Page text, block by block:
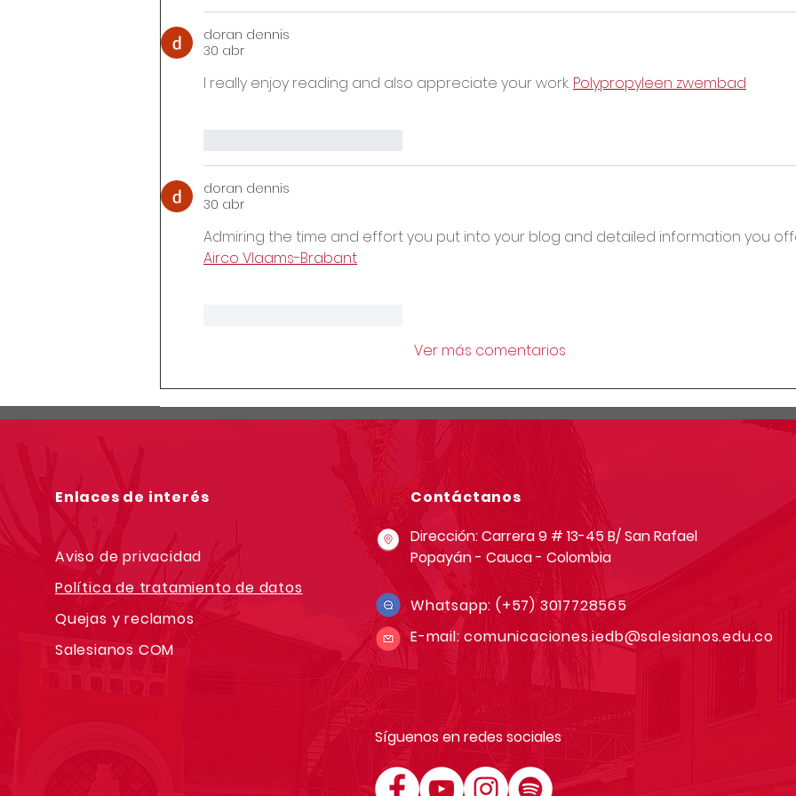
doran dennis
30 abr
I really enjoy reading and also appreciate your work. Polypropyleen zwembad
doran dennis
30 abr
Admiring the time and effort you put into your blog and detailed information you
Airco Vlaams-Brabant
Ver más comentarios
Enlaces de interés Contáctanos
Aviso de privacidad
Política de tratamiento de datos
Quejas y reclamos
Salesianos COM
Dirección: Carrera 9 # 13-45 B/ San Rafael
Popayán - Cauca - Colombia
Whatsapp:(+57) 3017728565
E-mail:comunicaciones.iedb@salesianos.edu.co
Síguenos en redes sociales